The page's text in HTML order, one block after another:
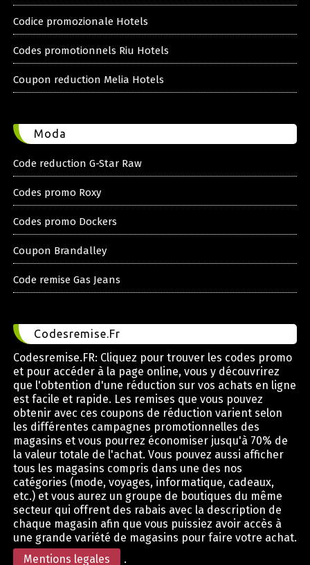
Codice promozionale Hotels
Codes promotionnels Riu Hotels
Coupon reduction Melia Hotels
Moda
Code reduction G-Star Raw
Codes promo Roxy
Codes promo Dockers
Coupon Brandalley
Code remise Gas Jeans
Codesremise.Fr
Codesremise.FR: Cliquez pour trouver les codes promo
et pour accéder à la page online, vous y découvrirez
que l'obtention d'une réduction sur vos achats en ligne
est facile et rapide. Les remises que vous pouvez
obtenir avec ces coupons de réduction varient selon
les différentes campagnes promotionnelles des
magasins et vous pourrez économiser jusqu'à 70% de
la valeur totale de l'achat. Vous pouvez aussi afficher
tous les magasins compris dans une des nos
catégories (mode, voyages, informatique, cadeaux,
etc.) et vous aurez un groupe de boutiques du même
secteur qui offrent des rabais avec la description de
chaque magasin afin que vous puissiez avoir accès à
une grande variété de magasins pour faire votre achat.
Mentions legales
.